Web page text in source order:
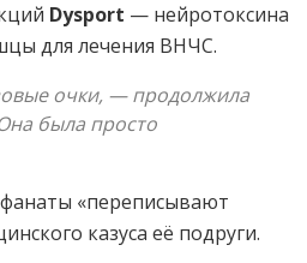
Dysport — нейротоксина
для лечения ВНЧС.
очки, — продолжила
была просто
«переписывают
казуса её подруги.